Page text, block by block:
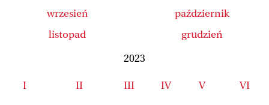
wrzesień
październik
listopad
grudzień
2023
I II III IV V VI